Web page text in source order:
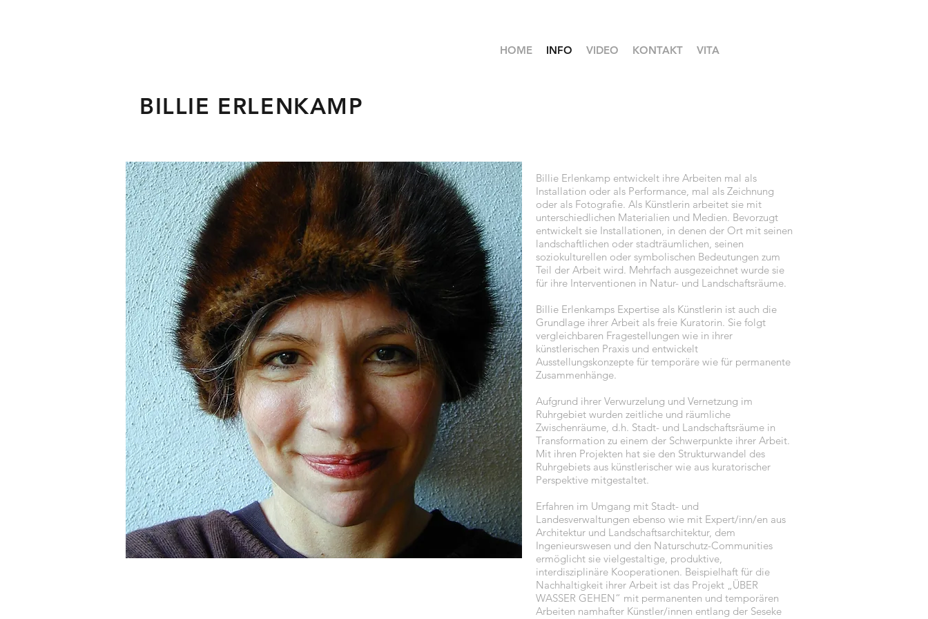
HOME INFO VIDEO KONTAKT VITA
BILLIE ERLENKAMP
Billie Erlenkamp entwickelt ihre Arbeiten mal als
Installation oder als Performance, mal als Zeichnung
oder als Fotografie. Als Künstlerin arbeitet sie mit
unterschiedlichen Materialien und Medien. Bevorzugt
entwickelt sie Installationen, in denen der Ort mit seinen
landschaftlichen oder stadträumlichen, seinen
soziokulturellen oder symbolischen Bedeutungen zum
Teil der Arbeit wird. Mehrfach ausgezeichnet wurde sie
für ihre Interventionen in Natur- und Landschaftsräume.
Billie Erlenkamps Expertise als Künstlerin ist auch die
Grundlage ihrer Arbeit als freie Kuratorin. Sie folgt
vergleichbaren Fragestellungen wie in ihrer
künstlerischen Praxis und entwickelt
Ausstellungskonzepte für temporäre wie für permanente
Zusammenhänge.
Aufgrund ihrer Verwurzelung und Vernetzung im
Ruhrgebiet wurden zeitliche und räumliche
Zwischenräume, d.h. Stadt- und Landschaftsräume in
Transformation zu einem der Schwerpunkte ihrer Arbeit.
Mit ihren Projekten hat sie den Strukturwandel des
Ruhrgebiets aus künstlerischer wie aus kuratorischer
Perspektive mitgestaltet.
Erfahren im Umgang mit Stadt- und
Landesverwaltungen ebenso wie mit Expert/inn/en aus
Architektur und Landschaftsarchitektur, dem
Ingenieurswesen und den Naturschutz-Communities
ermöglicht sie vielgestaltige, produktive,
interdisziplinäre Kooperationen. Beispielhaft für die
Nachhaltigkeit ihrer Arbeit ist das Projekt „ÜBER
WASSER GEHEN“ mit permanenten und temporären
Arbeiten namhafter Künstler/innen entlang der Seseke